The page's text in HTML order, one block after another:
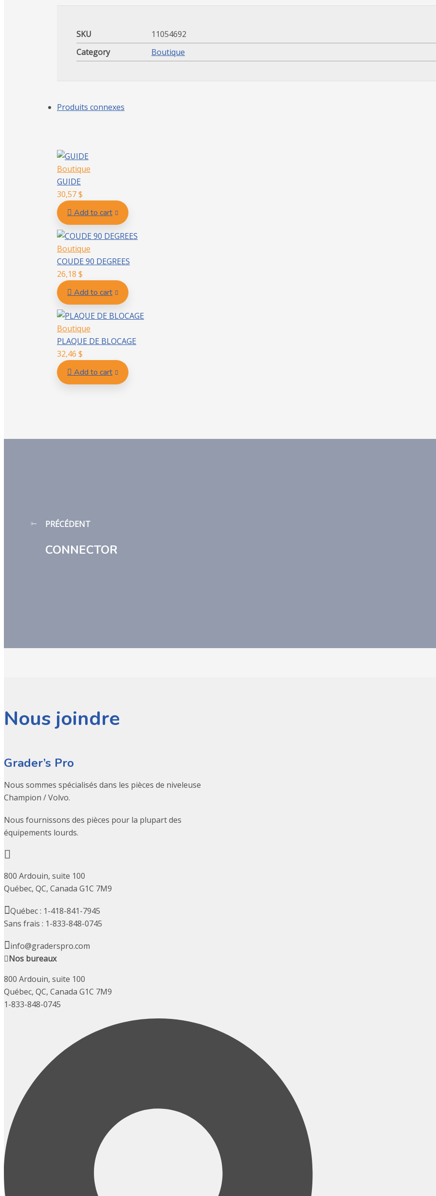
SKU
11054692
Category
Boutique
Produits connexes
Boutique
GUIDE
30,57$
Add to cart
Boutique
COUDE 90 DEGREES
26,18 $
Add to cart
Boutique
PLAQUE DE BLOCAGE
32,46 $
Add to cart
PRÉCÉDENT
CONNECTOR
Nous joindre
Grader’s Pro
Nous sommes spécialisés dans les pièces de niveleuse
Champion / Volvo.
Nous fournissons des pièces pour la plupart des
équipements lourds.
800 Ardouin, suite 100
Québec, QC, Canada G1C 7M9
Québec : 1-418-841-7945
Sans frais : 1-833-848-0745
info@graderspro.com
Nos bureaux
800 Ardouin, suite 100
Québec, QC, Canada G1C 7M9
1-833-848-0745